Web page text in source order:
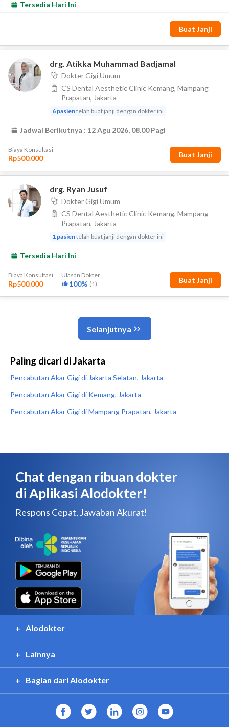
Paling dicari di Jakarta
Pencabutan Akar Gigi di Jakarta Selatan, Jakarta
Pencabutan Akar Gigi di Kemang, Jakarta
Pencabutan Akar Gigi di Mampang Prapatan, Jakarta